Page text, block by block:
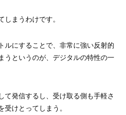
しまうわけです。
ルにすることで、非常に強い反射的
うというのが、デジタルの特性の一
て発信するし、受け取る側も手軽さ
受けとってしまう。